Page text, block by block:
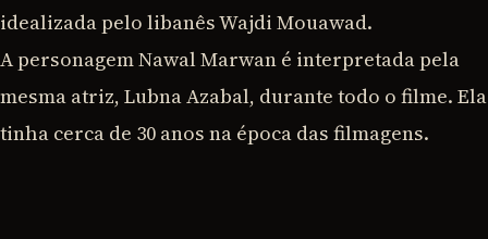
idealizada pelo libanês Wajdi Mouawad.
A personagem Nawal Marwan é interpretada pela
mesma atriz, Lubna Azabal, durante todo o filme. Ela
tinha cerca de 30 anos na época das filmagens.